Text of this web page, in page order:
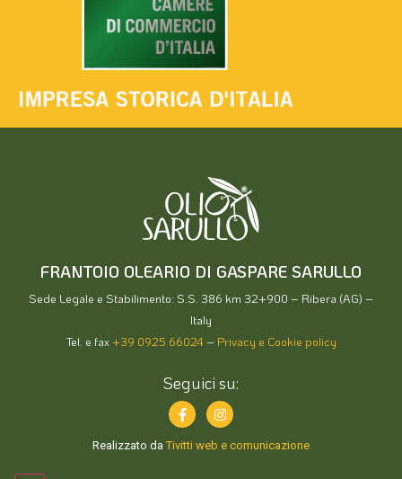
FRANTOIO OLEARIO DI GASPARE SARULLO
Sede Legale e Stabilimento: S.S. 386 km 32+900 – Ribera (AG) –
Italy
Tel. e fax+39 0925 66024 – Privacy e Cookie policy
Seguici su:
Realizzato daTivitti web e comunicazione